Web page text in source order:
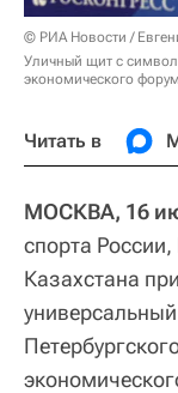
© РИА Новости /
Уличный щит с
экономического
Читать в
МОСКВА, 16
спорта
Казахстана